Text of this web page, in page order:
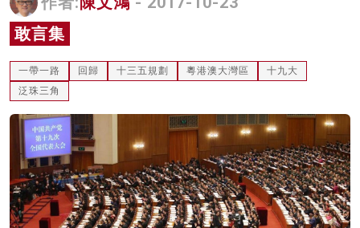
名家榜
灼見活動
關於我們
敢言集
一帶一路 回歸 十三五規劃 粵港澳大灣區
十九大
泛珠三角